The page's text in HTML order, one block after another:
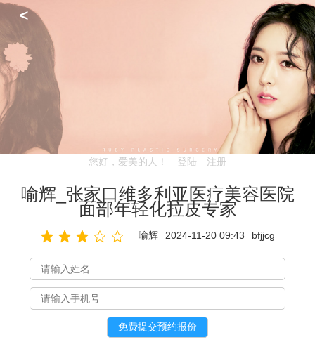
<
您好，爱美的人！ 登陆 注册
喻辉_张家口维多利亚医疗美容医院
面部年轻化拉皮专家
喻辉 2024-11-20 09:43 bfjjcg